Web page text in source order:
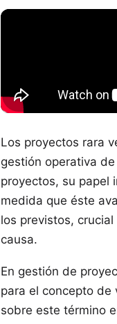
Los proyectos rara
gestión operativa
proyectos, su papel
medida que éste
los previstos,
causa.
En gestión de
para el concepto de
sobre este término